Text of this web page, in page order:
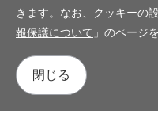
きます。なお、クッキーの
報保護について 」のページ
閉じる